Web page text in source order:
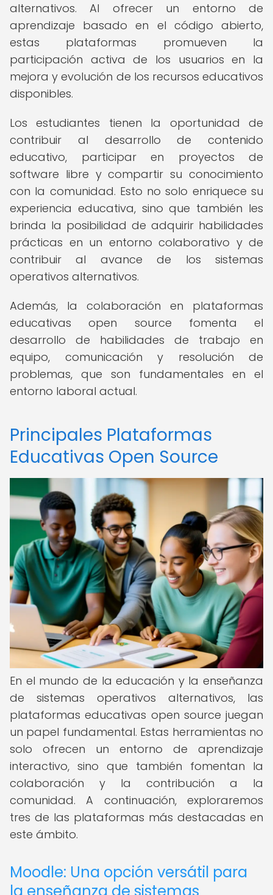
alternativos. Al ofrecer un entorno de
aprendizaje basado en el código abierto,
estas plataformas promueven la
participación activa de los usuarios en la
mejora y evolución de los recursos educativos
disponibles.
Los estudiantes tienen la oportunidad de
contribuir al desarrollo de contenido
educativo, participar en proyectos de
software libre y compartir su conocimiento
con la comunidad. Esto no solo enriquece su
experiencia educativa, sino que también les
brinda la posibilidad de adquirir habilidades
prácticas en un entorno colaborativo y de
contribuir al avance de los sistemas
operativos alternativos.
Además, la colaboración en plataformas
educativas open source fomenta el
desarrollo de habilidades de trabajo en
equipo, comunicación y resolución de
problemas, que son fundamentales en el
entorno laboral actual.
Principales Plataformas
Educativas Open Source
En el mundo de la educación y la enseñanza
de sistemas operativos alternativos, las
plataformas educativas open source juegan
un papel fundamental. Estas herramientas no
solo ofrecen un entorno de aprendizaje
interactivo, sino que también fomentan la
colaboración y la contribución a la
comunidad. A continuación, exploraremos
tres de las plataformas más destacadas en
este ámbito.
Moodle: Una opción versátil para